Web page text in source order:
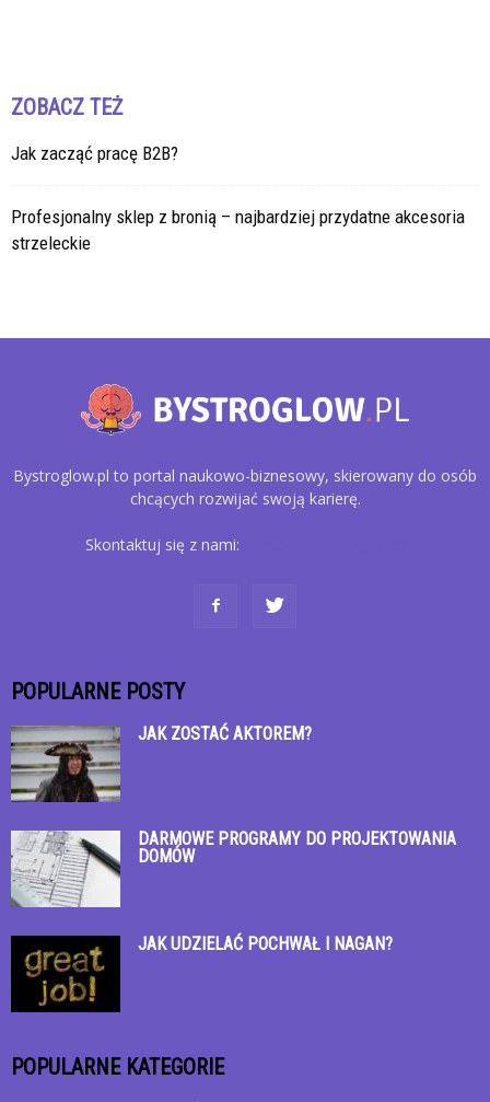
ZOBACZ TEŻ
Jak zacząć pracę B2B?
Profesjonalny sklep z bronią – najbardziej przydatne akcesoria
strzeleckie
Bystroglow.pl to portal naukowo-biznesowy, skierowany do osób
chcących rozwijać swoją karierę.
Skontaktuj się z nami:
POPULARNE POSTY
JAK ZOSTAĆ AKTOREM?
DARMOWE PROGRAMY DO PROJEKTOWANIA
DOMÓW
JAK UDZIELAĆ POCHWAŁ I NAGAN?
POPULARNE KATEGORIE